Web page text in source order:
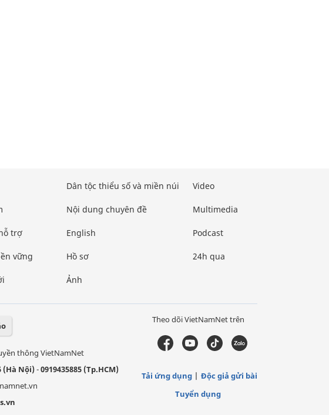
trợ
vững
Dân tộc thiểu số và miền núi
Nội dung chuyên đề
English
Hồ sơ
Ảnh
Video
Multimedia
Podcast
24h qua
thông VietNamNet
(Hà Nội)-0919435885 (Tp.HCM)
Theo dõi VietNamNet trên
Tải ứng dụng
Độc giả gửi bài
Tuyển dụng